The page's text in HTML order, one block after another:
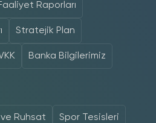
Raporları
Stratejik Plan
Banka Bilgilerimiz
ve Ruhsat Spor Tesisleri